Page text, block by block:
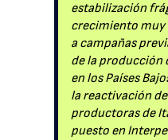
estabilización
crecimiento muy
a campañas
de la producción
en los Países
la reactivación
productoras de
puesto en